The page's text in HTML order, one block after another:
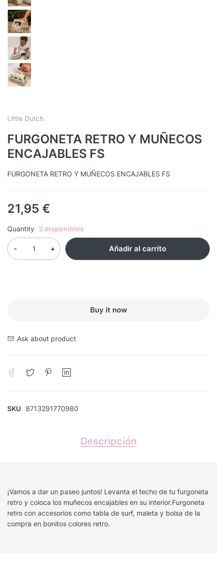
Little Dutch
FURGONETA RETRO Y MUÑECOS
ENCAJABLES FS
FURGONETA RETRO Y MUÑECOS ENCAJABLES FS
21,95 €
Quantity 2 disponibles
Añadir al carrito
Buy it now
Ask about product
SKU 8713291770980
Descripción
¡Vamos a dar un paseo juntos! Levanta el techo de tu furgoneta
retro y coloca los muñecos encajables en su interior.Furgoneta
retro con accesorios como tabla de surf, maleta y bolsa de la
compra en bonitos colores retro.